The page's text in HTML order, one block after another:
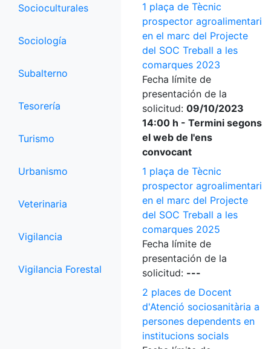
Socioculturales
Sociología
Subalterno
Tesorería
Turismo
Urbanismo
Veterinaria
Vigilancia
Vigilancia Forestal
1 plaça de Tècnic
prospector agroalimentari
en el marc del Projecte
del SOC Treball a les
comarques 2023
Fecha límite de
presentación de la
solicitud: 09/10/2023
14:00 h - Termini segons
el web de l'ens
convocant
1 plaça de Tècnic
prospector agroalimentari
en el marc del Projecte
del SOC Treball a les
comarques 2025
Fecha límite de
presentación de la
solicitud: ---
2 places de Docent
d'Atenció sociosanitària a
persones dependents en
institucions socials